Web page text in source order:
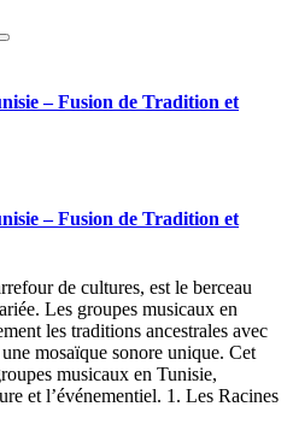
– Fusion de Tradition et
– Fusion de Tradition et
de cultures, est le berceau
Les groupes musicaux en
les traditions ancestrales avec
mosaïque sonore unique. Cet
musicaux en Tunisie,
et l’événementiel. 1. Les Racines